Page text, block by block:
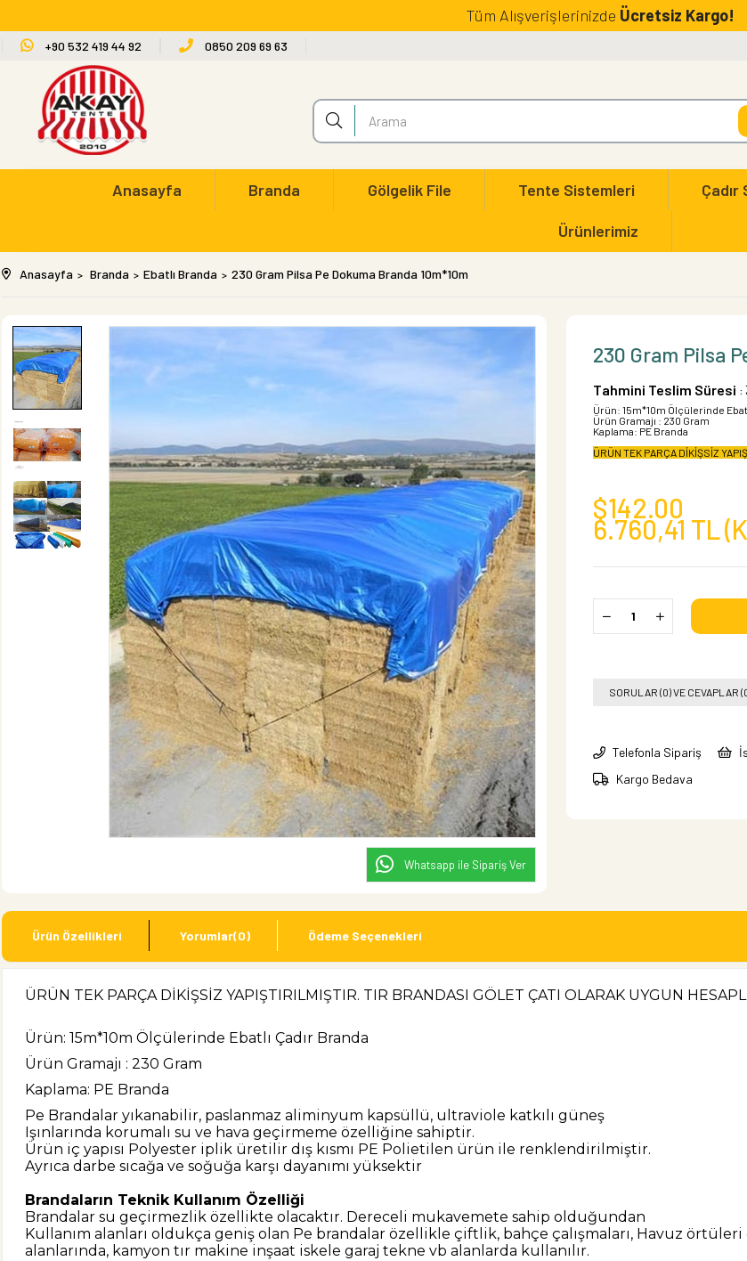
Tüm Alışverişlerinizde Ücretsiz Kargo!
+90 532 419 44 92 0850 209 69 63
Anasayfa Branda Gölgelik File Tente Sistemleri
Ürünlerimiz
Anasayfa Branda Ebatlı Branda 230 Gram Pilsa Pe Dokuma Branda 10m*10m
Whatsapp ile Sipariş Ver
230 Gram Pilsa
Tahmini Teslim Süresi :
Ürün: 15m*10m Ölçülerinde
Ürün Gramajı : 230 Gram
Kaplama: PE Branda
ÜRÜN TEK PARÇA DİKİŞSİZ
$142.00
6.760,41 TL
SORULAR (0) VE CEVAPLAR
Telefonla Sipariş
Kargo Bedava
Ürün Özellikleri Yorumlar(0) Ödeme Seçenekleri
ÜRÜN TEK PARÇA DİKİŞSİZ YAPIŞTIRILMIŞTIR. TIR BRANDASI GÖLET ÇATI OLARAK UYGUN
Ürün: 15m*10m Ölçülerinde Ebatlı Çadır Branda
Ürün Gramajı : 230 Gram
Kaplama: PE Branda
Pe Brandalar yıkanabilir, paslanmaz aliminyum kapsüllü, ultraviole katkılı güneş
Işınlarında korumalı su ve hava geçirmeme özelliğine sahiptir.
Ürün iç yapısı Polyester iplik üretilir dış kısmı PE Polietilen ürün ile renklendirilmiştir.
Ayrıca darbe sıcağa ve soğuğa karşı dayanımı yüksektir
Brandaların Teknik Kullanım Özelliği
Brandalar su geçirmezlik özellikte olacaktır. Dereceli mukavemete sahip olduğundan
Kullanım alanları oldukça geniş olan Pe brandalar özellikle çiftlik, bahçe çalışmaları, Havuz örtüleri
alanlarında, kamyon tır makine inşaat iskele garaj tekne vb alanlarda kullanılır.